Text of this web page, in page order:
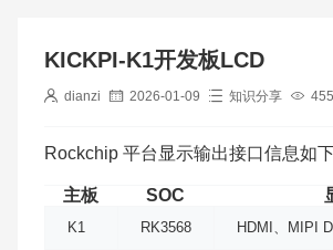
KICKPI-K1开发板LCD
dianzi 2026-01-09 知识分享 455
Rockchip 平台显示输出接口信息如下
主板 SOC
K1 RK3568 HDMI、MIPI